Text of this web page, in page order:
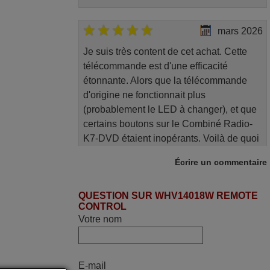
mars 2026
Je suis très content de cet achat. Cette
télécommande est d'une efficacité
étonnante. Alors que la télécommande
d'origine ne fonctionnait plus
(probablement le LED à changer), et que
certains boutons sur le Combiné Radio-
K7-DVD étaient inopérants. Voilà de quoi
Panasonic haut de gamme des années
Alain,
Écrire un commentaire
QUESTION SUR WHV14018W REMOTE
CONTROL
Votre nom
E-mail